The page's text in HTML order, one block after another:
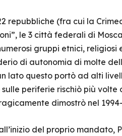
repubbliche (fra cui la
le 3 città federali di
gruppi etnici, religiosi
di autonomia di molte
lato questo portò ad alti
periferie rischiò più volte
dimostrò nel
del proprio mandato,